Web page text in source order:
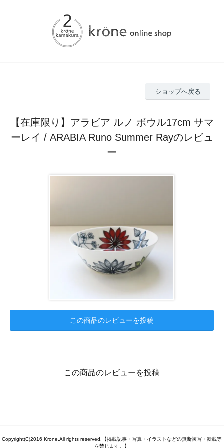
ショップへ戻る
【在庫限り】アラビア ルノ ボウル17cm サマ
ーレイ / ARABIA Runo Summer Rayのレビュ
ー
この商品のレビューを投稿
この商品のレビューを投稿
Copyright(C)2016 Krone.All rights reserved.【掲載記事・写真・イラストなどの無断複写・転載等
を禁じます。】